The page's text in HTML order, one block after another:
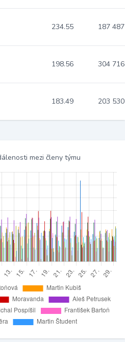
234.55 187
198.56 304
183.49 203
mezi členy týmu